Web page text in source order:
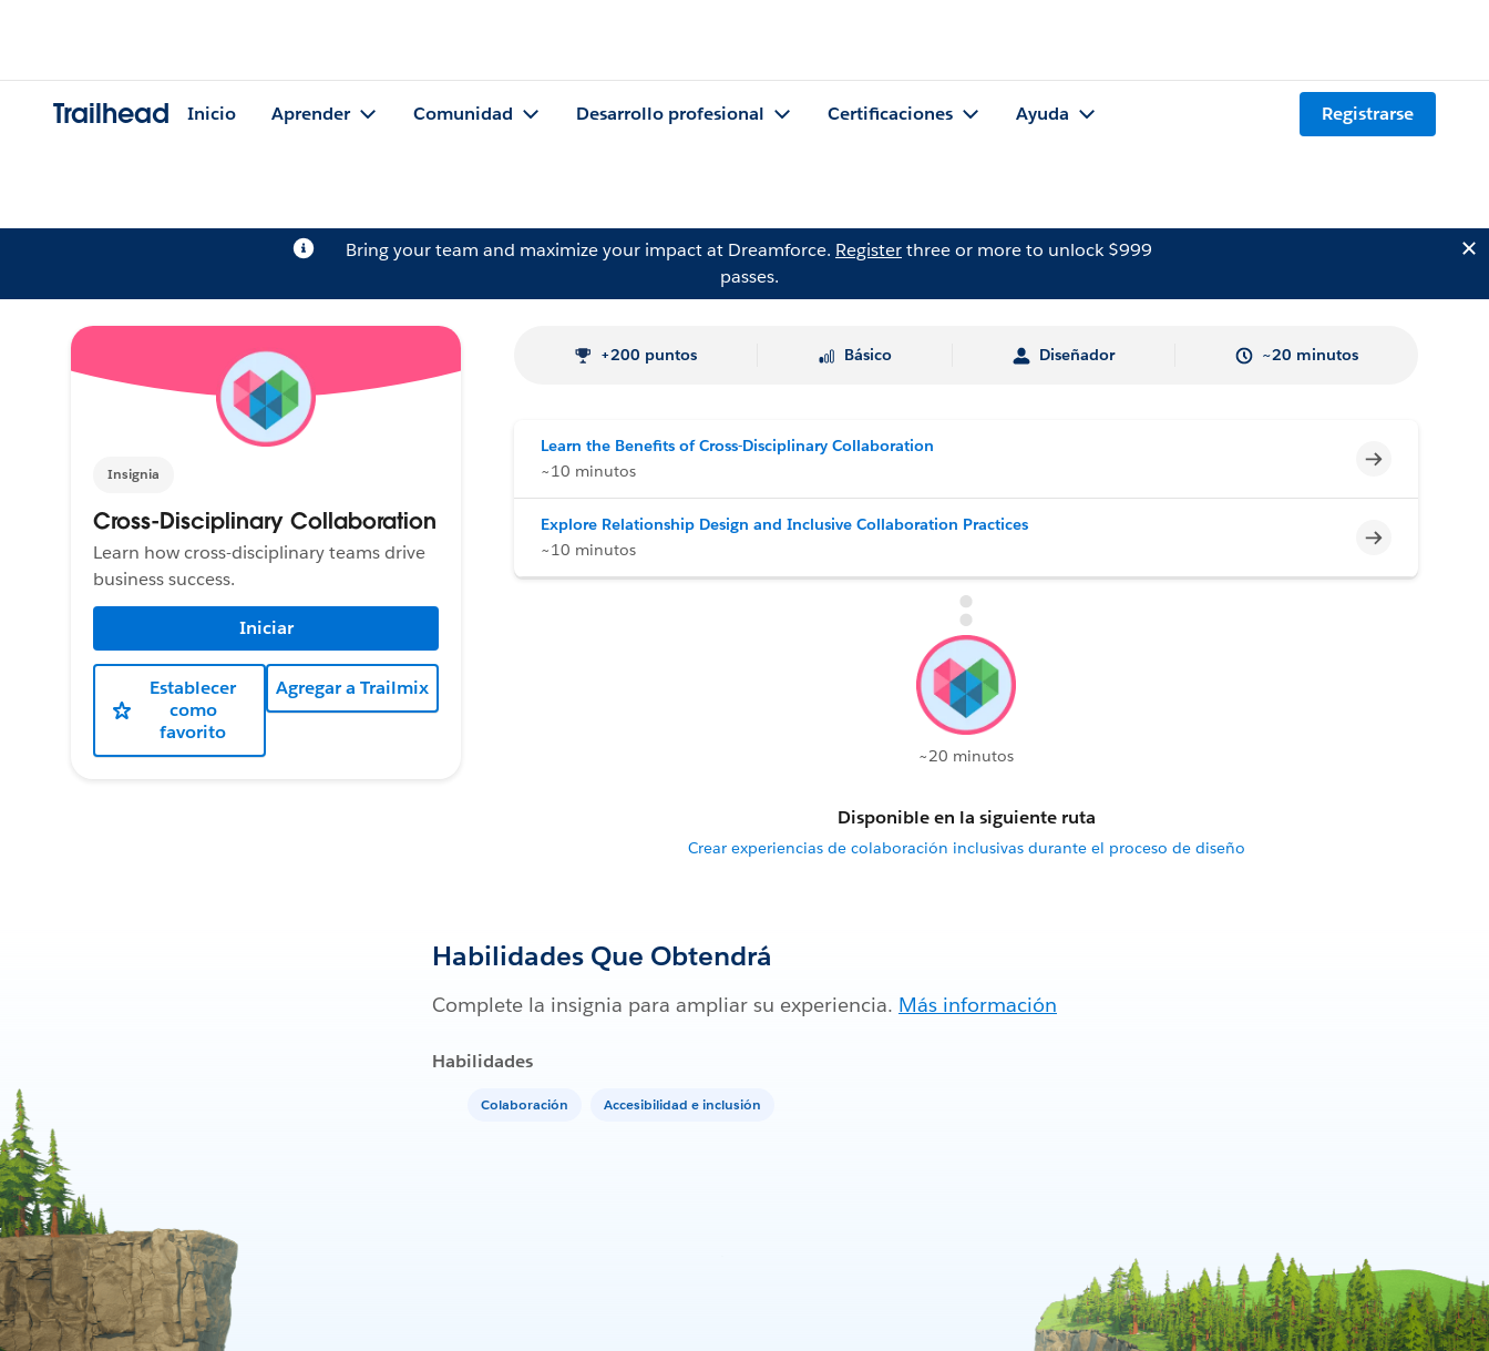
Trailhead Inicio Aprender Comunidad Desarrollo profesional Certificaciones Ayuda Registrarse
Bring your team and maximize your impact at Dreamforce. Registerthree or more to unlock $999
passes.
Insignia
Cross-Disciplinary Collaboration
Learn how cross-disciplinary teams drive
business success.
Iniciar
Establecer
como
favorito
Agregar a Trailmix
+200 puntos Básico Diseñador ~20 minutos
Learn the Benefits of Cross-Disciplinary Collaboration
~10 minutos
Incompleto
Explore Relationship Design and Inclusive Collaboration Practices
~10 minutos
Incompleto
~20 minutos
Disponible en la siguiente ruta
Crear experiencias de colaboración inclusivas durante el proceso de diseño
Habilidades Que Obtendrá
Complete la insignia para ampliar su experiencia. Más información
Habilidades
Colaboración Accesibilidad e inclusión